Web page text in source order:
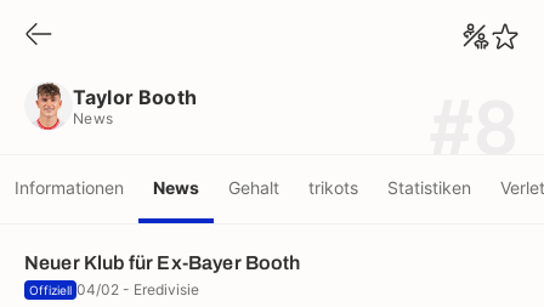
Taylor Booth
News
Informationen News Gehalt trikots Statistiken
Neuer Klub für Ex-Bayer Booth
Offiziell 04/02 - Eredivisie